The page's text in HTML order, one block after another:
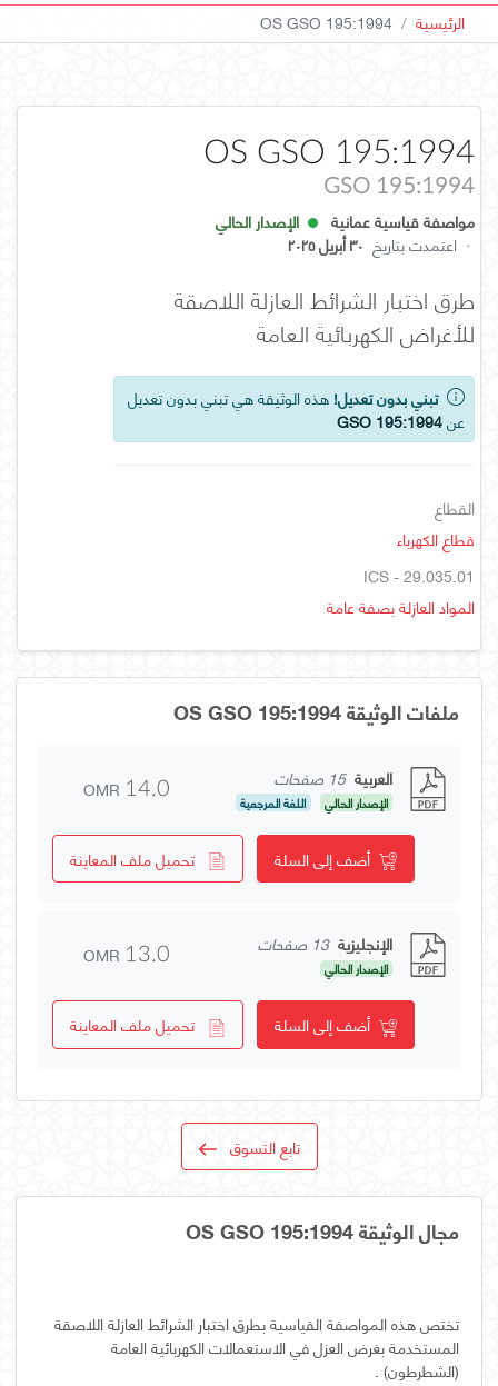
الرئيسية OS GSO 195:1994
OS GSO 195:1994
GSO 195:1994
مواصفة قياسية عمانية
الإصدار الحالي
· اعتمدت بتاريخ ٣٠ أبريل ٢٠٢٥
طرق اختبار الشرائط العازلة اللاصقة
للأغراض الكهربائية العامة
تبني بدون تعديل! هذه الوثيقة هي تبني بدون تعديل
عنGSO 195:1994
القطاع
قطاع الكهرباء
ICS - 29.035.01
المواد العازلة بصفة عامة
ملفات الوثيقة OS GSO 195:1994
العربية 15 صفحات
الإصدار الحالي اللغة المرجعية OMR 14.0
أضف إلى السلة تحميل ملف المعاينة
الإنجليزية 13 صفحات
الإصدار الحالي OMR 13.0
أضف إلى السلة تحميل ملف المعاينة
تابع التسوق
مجال الوثيقة OS GSO 195:1994
تختص هذه المواصفة القياسية بطرق اختبار الشرائط العازلة اللاصقة
المستخدمة بغرض العزل في الاستعمالات الكهربائية العامة
(الشطرطون) .